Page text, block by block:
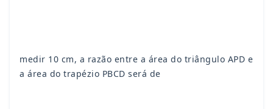
medir 10 cm, a razão entre a área do triângulo APD e
a área do trapézio PBCD será de